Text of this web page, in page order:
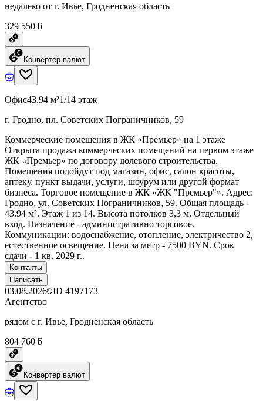
недалеко от г. Ивье, Гродненская область
329 550 ƃ
Конвертер валют
Офис43.94 м²1/14 этаж
г. Гродно, пл. Советских Пограничников, 59
Коммерческие помещения в ЖК «Премьер» на 1 этаже
Открыта продажа коммерческих помещений на первом этаже
ЖК «Премьер» по договору долевого строительства.
Помещения подойдут под магазин, офис, салон красоты,
аптеку, пункт выдачи, услуги, шоурум или другой формат
бизнеса. Торговое помещение в ЖК «ЖК "Премьер"». Адрес:
Гродно, ул. Советских Пограничников, 59. Общая площадь -
43.94 м². Этаж 1 из 14. Высота потолков 3,3 м. Отдельный
вход. Назначение - административно торговое.
Коммуникации: водоснабжение, отопление, электричество 2,
естественное освещение. Цена за метр - 7500 BYN. Срок
сдачи - 1 кв. 2029 г..
Контакты
Написать
03.08.2026 ID 4197173
Агентство
рядом с г. Ивье, Гродненская область
804 760 ƃ
Конвертер валют